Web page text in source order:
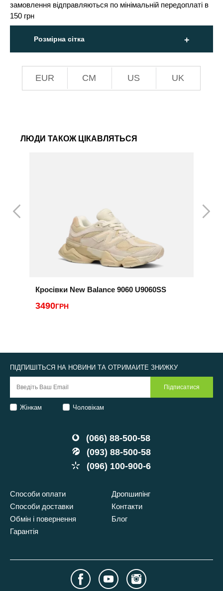
замовлення відправляються по мінімальній передоплаті в
150 грн
Розмірна сітка
EUR СМ US UK
ЛЮДИ ТАКОЖ ЦІКАВЛЯТЬСЯ
Кросівки New Balance 9060 U9060SS
3490ГРН
(066) 88-500-58
(093) 88-500-58
(096) 100-900-6
Способи оплати
Способи доставки
Обмін і повернення
Гарантія
Дропшипінг
Контакти
Блог
ПІДПИШІТЬСЯ НА НОВИНИ ТА ОТРИМАЙТЕ ЗНИЖКУ
Жінкам Чоловікам